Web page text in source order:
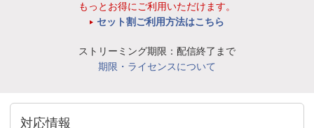
もっとお得にご利用いただけます。
セット割ご利用方法はこちら
ストリーミング期限：配信終了まで
期限・ライセンスについて
対応情報